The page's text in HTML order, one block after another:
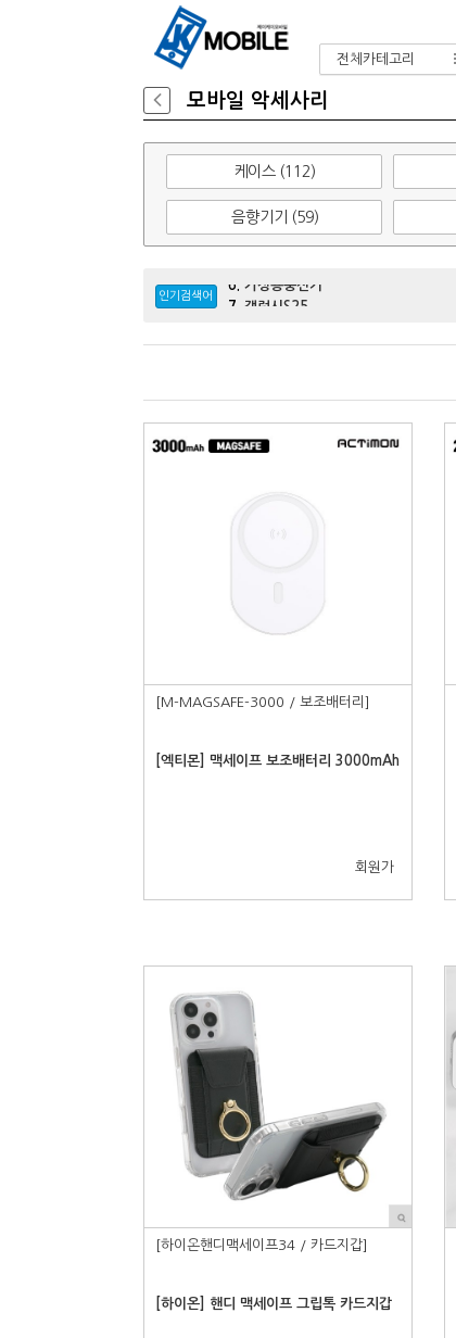
전체카테고리
모바일 악세사리
케이스 (112)
음향기기 (59)
인기검색어
7. 갤럭시S25
8. 보조배터리
14.아이패드
2.
아이폰16
[M-MAGSAFE-3000 / 보조배터리]
[엑티몬] 맥세이프 보조배터리 3000mAh
회원가
[하이온핸디맥세이프34 / 카드지갑]
[하이온] 핸디 맥세이프 그립톡 카드지갑